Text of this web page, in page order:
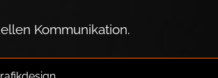
Kom­mu­ni­kation.